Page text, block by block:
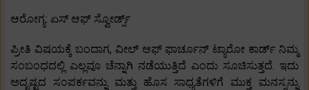
ಆರೋಗ್ಯ: ಏಸ್ ಆಫ್ ಸ್ವೋರ್ಡ್ಸ್
ಪ್ರೀತಿ ವಿಷಯಕ್ಕೆ ಬಂದಾಗ, ವೀಲ್ ಆಫ್ ಫಾರ್ಚೂನ್ ಟ್ಯಾರೋ ಕಾರ್ಡ್ ನಿಮ್ಮ
ಸಂಬಂಧದಲ್ಲಿ ಎಲ್ಲವೂ ಚೆನ್ನಾಗಿ ನಡೆಯುತ್ತಿದೆ ಎಂದು ಸೂಚಿಸುತ್ತದೆ. ಇದು
ಅದೃಷ್ಟದ ಸಂಪರ್ಕವನ್ನು ಮತ್ತು ಹೊಸ ಸಾಧ್ಯತೆಗಳಿಗೆ ಮುಕ್ತ ಮನಸ್ಸನ್ನು